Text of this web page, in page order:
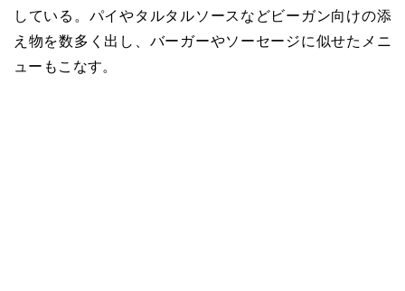
している。パイやタルタルソースなどビーガン向けの添
え物を数多く出し、バーガーやソーセージに似せたメニ
ューもこなす。